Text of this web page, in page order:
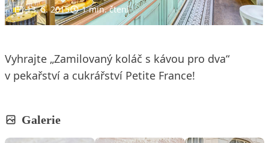
13. 5. 2015 1 min. čtení
Vyhrajte „Zamilovaný koláč s kávou pro dva“
v pekařství a cukrářství Petite France!
Galerie